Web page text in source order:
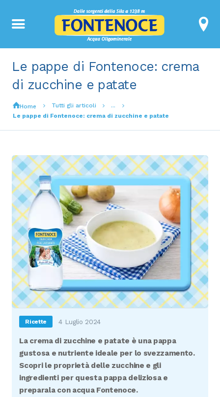
Le pappe di Fontenoce: crema
di zucchine e patate
Home Tutti gli articoli
...
Le pappe di Fontenoce: crema di zucchine e patate
Ricette 4 Luglio 2024
La crema di zucchine e patate è una pappa
gustosa e nutriente ideale per lo svezzamento.
Scopri le proprietà delle zucchine e gli
ingredienti per questa pappa deliziosa e
preparala con acqua Fontenoce.